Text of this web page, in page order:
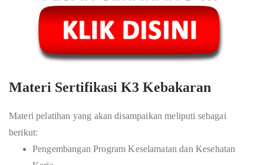
Materi Sertifikasi K3 Kebakaran
Materi pelatihan yang akan disampaikan meliputi sebagai
berikut:
Pengembangan Program Keselamatan dan Kesehatan